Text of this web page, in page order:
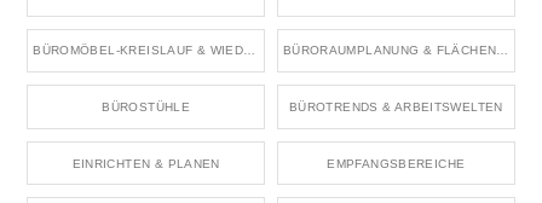
BÜROMÖBEL-KREISLAUF & WIEDERVERWENDUNG BÜRORAUMPLANUNG & FLÄCHENKONZEPTE
BÜROSTÜHLE BÜROTRENDS & ARBEITSWELTEN
EINRICHTEN & PLANEN EMPFANGSBEREICHE